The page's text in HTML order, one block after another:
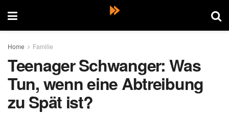
Home Familie
Teenager Schwanger: Was
Tun, wenn eine Abtreibung
zu Spät ist?